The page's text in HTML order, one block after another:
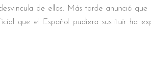
de ellos. Más tarde anunció
que el Español pudiera sustituir ha